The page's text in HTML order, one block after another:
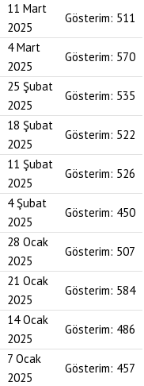
11 Mart
2025
Gösterim: 511
4 Mart
2025
Gösterim: 570
25 Şubat
2025
Gösterim: 535
18 Şubat
2025
Gösterim: 522
11 Şubat
2025
Gösterim: 526
4 Şubat
2025
Gösterim: 450
28 Ocak
2025
Gösterim: 507
21 Ocak
2025
Gösterim: 584
14 Ocak
2025
Gösterim: 486
7 Ocak
2025
Gösterim: 457